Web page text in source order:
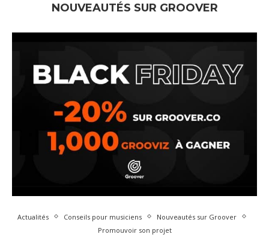
NOUVEAUTÉS SUR GROOVER
Actualités Conseils pour musiciens
Nouveautés sur Groover
Promouvoir son projet